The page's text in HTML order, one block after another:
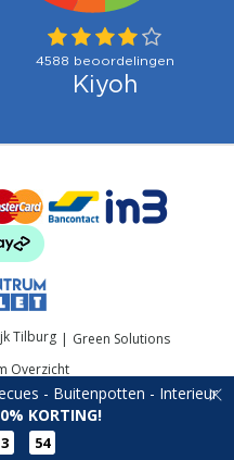
- Buitenpotten - Interieur
KORTING!
53
Tilburg
Green Solutions
Overzicht